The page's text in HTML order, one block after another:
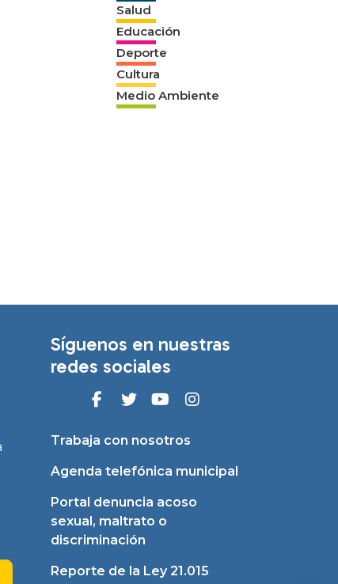
Salud
Educación
Deporte
Cultura
Medio Ambiente
Síguenos en nuestras
redes sociales
Trabaja con nosotros
Agenda telefónica municipal
Portal denuncia acoso
sexual, maltrato o
discriminación
Reporte de la Ley 21.015